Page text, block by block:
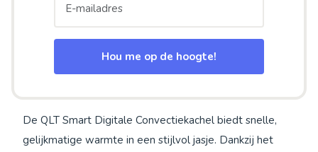
Hou me op de hoogte!
De QLT Smart Digitale Convectiekachel biedt snelle,
gelijkmatige warmte in een stijlvol jasje. Dankzij het